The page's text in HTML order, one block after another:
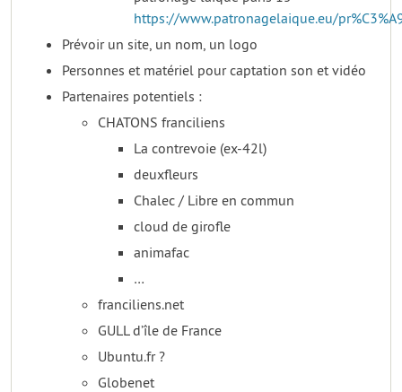
https://www.patronagelaique.eu/
Prévoir un site, un nom, un logo
Personnes et matériel pour captation son et vidéo
Partenaires potentiels :
CHATONS franciliens
La contrevoie (ex-42l)
deuxfleurs
Chalec / Libre en commun
cloud de girofle
animafac
…
franciliens.net
GULL d’île de France
Ubuntu.fr ?
Globenet